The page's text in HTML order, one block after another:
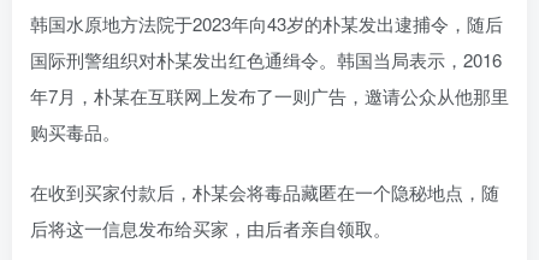
韩国水原地方法院于2023年向43岁的朴某发出逮捕令，随后
国际刑警组织对朴某发出红色通缉令。韩国当局表示，2016
年7月，朴某在互联网上发布了一则广告，邀请公众从他那里
购买毒品。
在收到买家付款后，朴某会将毒品藏匿在一个隐秘地点，随
后将这一信息发布给买家，由后者亲自领取。